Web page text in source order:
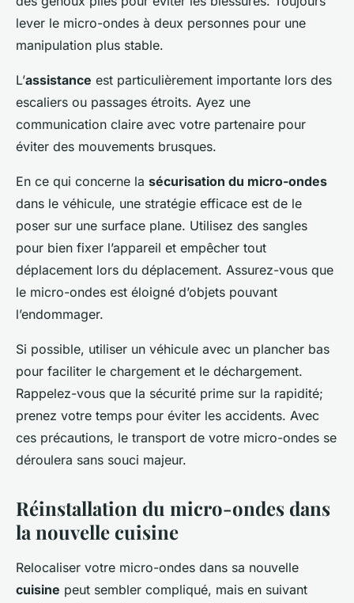
lever le micro-ondes à deux personnes pour une
manipulation plus stable.
L’assistance est particulièrement importante lors des
escaliers ou passages étroits. Ayez une
communication claire avec votre partenaire pour
éviter des mouvements brusques.
En ce qui concerne la sécurisation du micro-ondes
dans le véhicule, une stratégie efficace est de le
poser sur une surface plane. Utilisez des sangles
pour bien fixer l’appareil et empêcher tout
déplacement lors du déplacement. Assurez-vous que
le micro-ondes est éloigné d’objets pouvant
l’endommager.
Si possible, utiliser un véhicule avec un plancher bas
pour faciliter le chargement et le déchargement.
Rappelez-vous que la sécurité prime sur la rapidité;
prenez votre temps pour éviter les accidents. Avec
ces précautions, le transport de votre micro-ondes se
déroulera sans souci majeur.
Réinstallation du micro-ondes dans
la nouvelle cuisine
Relocaliser votre micro-ondes dans sa nouvelle
cuisine peut sembler compliqué, mais en suivant